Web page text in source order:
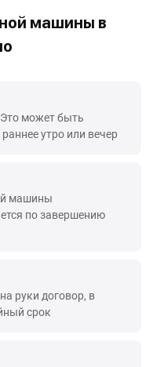
машины в
может быть
утро или вечер
машины
по завершению
руки договор, в
срок